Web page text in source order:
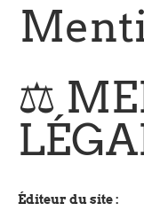
⚖️
Éditeur du site :